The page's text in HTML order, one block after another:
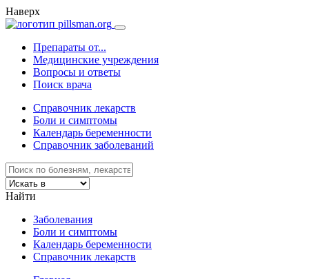
Наверх
Препараты от...
Медицинские учреждения
Вопросы и ответы
Поиск врача
Справочник лекарств
Боли и симптомы
Календарь беременности
Справочник заболеваний
Найти
Заболевания
Боли и симптомы
Календарь беременности
Справочник лекарств